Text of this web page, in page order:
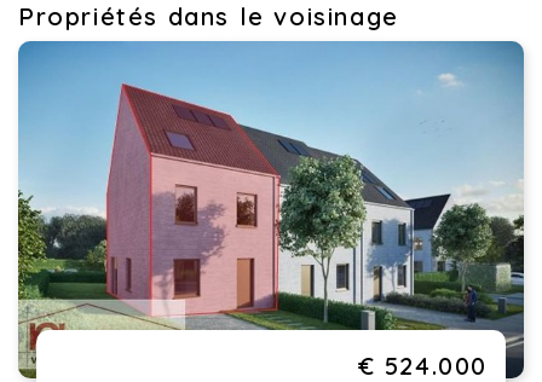
Propriétés dans le voisinage
€ 524.000